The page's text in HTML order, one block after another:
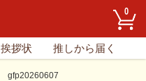
0
挨拶状 推しから届く
gfp20260607